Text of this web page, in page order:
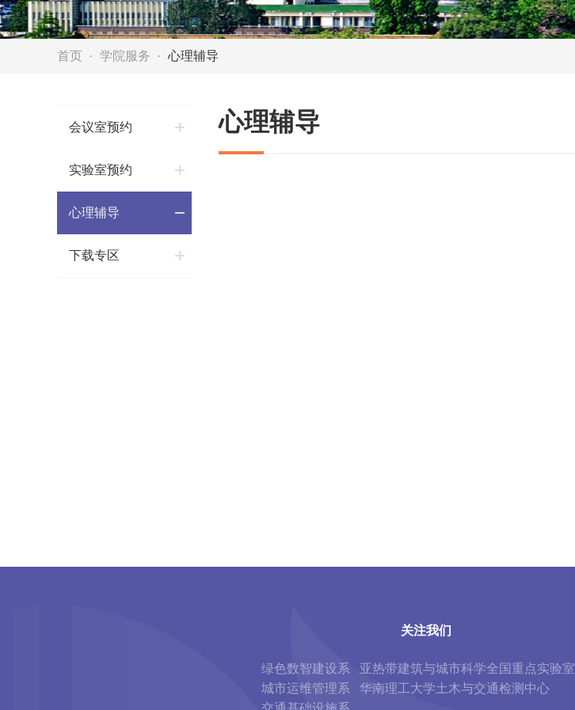
首页 学院服务 心理辅导
会议室预约
实验室预约
心理辅导
下载专区
心理辅导
关注我们
绿色数智建设系
城市运维管理系
亚热带建筑与城市科学全国重点实验室
华南理工大学土木与交通检测中心